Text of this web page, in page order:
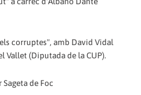
corruptes", amb David Vidal
Vallet (Diputada de la CUP).
de Foc